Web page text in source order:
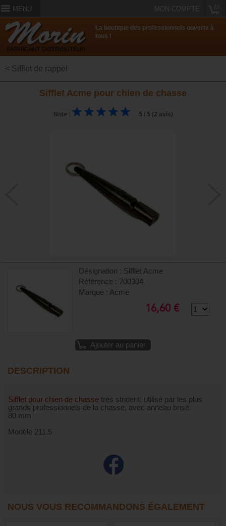
MENU MON COMPTE
La boutique des professionnels ouverte à
tous !
< Sifflet de rappel
Sifflet Acme pour chien de chasse
Note : 5 / 5 (2 avis)
Désignation : Sifflet Acme
Référence : 700304
Marque : Acme
16,60 €
Ajouter au panier
DESCRIPTION
Sifflet pour chien de chasse très strident, utilisé par les plus
grands professionnels de la chasse, avec anneau brisé.
80 mm
Modèle 211.5
NOUS VOUS RECOMMANDONS ÉGALEMENT